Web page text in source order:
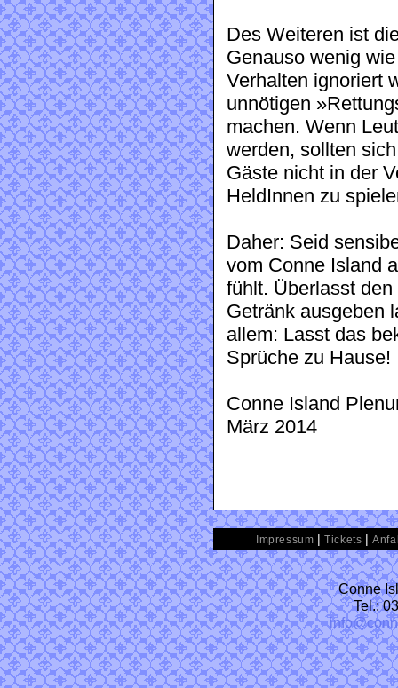
Des Weiteren ist
Genauso wenig
Verhalten ignoriert
unnötigen
machen. Wenn
werden, sollten
Gäste nicht in der
HeldInnen zu
Daher: Seid
vom Conne Island
fühlt. Überlasst
Getränk ausgeben
allem: Lasst das
Sprüche zu Hause!
Conne Island
März 2014
Impressum | Tickets |
Conne
Tel.: